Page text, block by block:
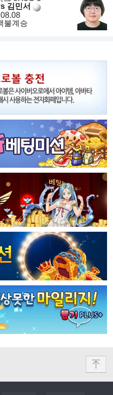
김민서
불계승